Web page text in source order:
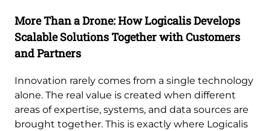
More Than a Drone: How Logicalis Develops
Scalable Solutions Together with Customers
and Partners
Innovation rarely comes from a single technology
alone. The real value is created when different
areas of expertise, systems, and data sources are
brought together. This is exactly where Logicalis